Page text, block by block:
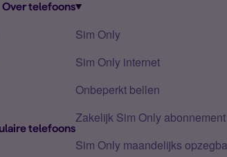
Over telefoons
telefoons
Sim Only
Sim Only internet
Onbeperkt bellen
Zakelijk Sim Only abonnement
Sim Only maandelijks